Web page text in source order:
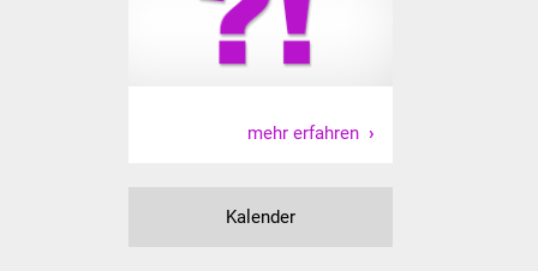
Sportanlagen
mehr erfahren
Kalender